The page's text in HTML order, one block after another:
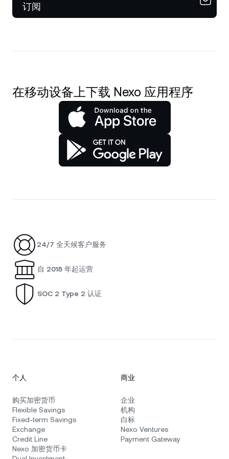
订阅
在移动设备上下载 Nexo 应用程序
24/7 全天候客户服务
自 2018 年起运营
SOC 2 Type 2 认证
个人
购买加密货币
Flexible Savings
Fixed-term Savings
Exchange
Credit Line
Nexo 加密货币卡
商业
企业
机构
白标
Nexo Ventures
Payment Gateway